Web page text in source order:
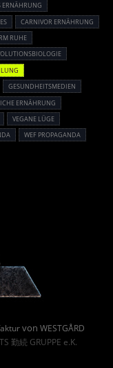
ERNÄHRUNG
CARNIVOR ERNÄHRUNG
RUHE
GESUNDHEITSMEDIEN
ERNÄHRUNG
VEGANE LÜGE
WEF PROPAGANDA
von WESTGÅRD
勤続 GRUPPE e.K.